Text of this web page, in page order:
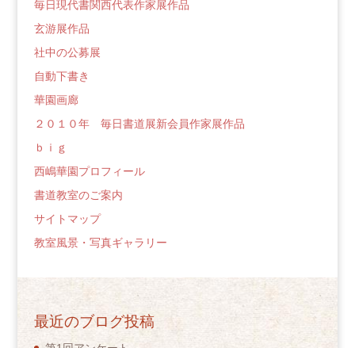
毎日現代書関西代表作家展作品
玄游展作品
社中の公募展
自動下書き
華園画廊
２０１０年 毎日書道展新会員作家展作品
ｂｉｇ
西嶋華園プロフィール
書道教室のご案内
サイトマップ
教室風景・写真ギャラリー
最近のブログ投稿